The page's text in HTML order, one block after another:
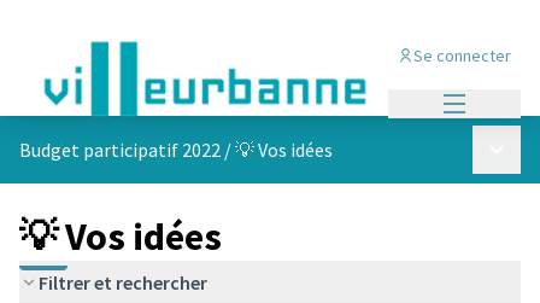
Se connecter
Budget participatif 2022 /💡 Vos idées
💡 Vos idées
Filtrer et rechercher